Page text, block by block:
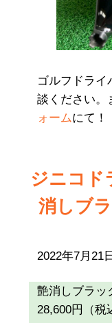
ゴルフドライ
談ください。
ォームにて！
ジニコ
消しブ
2022年7月21
艶消しブラッ
28,600円（税